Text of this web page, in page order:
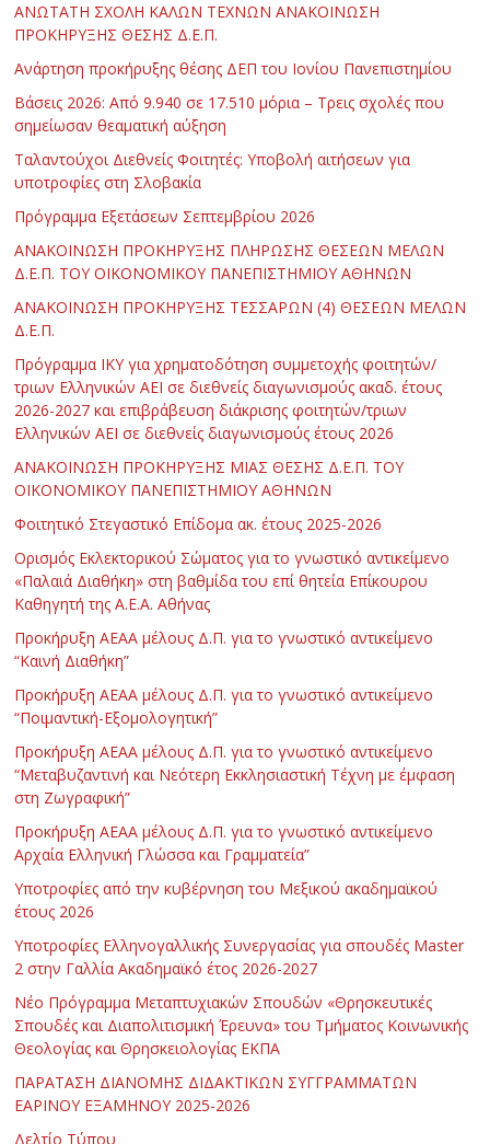
ΑΝΩΤΑΤΗ ΣΧΟΛΗ ΚΑΛΩΝ ΤΕΧΝΩΝ ΑΝΑΚΟΙΝΩΣΗ
ΠΡΟΚΗΡΥΞΗΣ ΘΕΣΗΣ Δ.Ε.Π.
Ανάρτηση προκήρυξης θέσης ΔΕΠ του Ιονίου Πανεπιστημίου
Βάσεις 2026: Από 9.940 σε 17.510 μόρια – Τρεις σχολές που
σημείωσαν θεαματική αύξηση
Ταλαντούχοι Διεθνείς Φοιτητές: Υποβολή αιτήσεων για
υποτροφίες στη Σλοβακία
Πρόγραμμα Εξετάσεων Σεπτεμβρίου 2026
ΑΝΑΚΟΙΝΩΣΗ ΠΡΟΚΗΡΥΞΗΣ ΠΛΗΡΩΣΗΣ ΘΕΣΕΩΝ ΜΕΛΩΝ
Δ.Ε.Π. ΤΟΥ ΟΙΚΟΝΟΜΙΚΟΥ ΠΑΝΕΠΙΣΤΗΜΙΟΥ ΑΘΗΝΩΝ
ΑΝΑΚΟΙΝΩΣΗ ΠΡΟΚΗΡΥΞΗΣ ΤΕΣΣΑΡΩΝ (4) ΘΕΣΕΩΝ ΜΕΛΩΝ
Δ.Ε.Π.
Πρόγραμμα ΙΚΥ για χρηματοδότηση συμμετοχής φοιτητών/
τριων Ελληνικών ΑΕΙ σε διεθνείς διαγωνισμούς ακαδ. έτους
2026-2027 και επιβράβευση διάκρισης φοιτητών/τριων
Ελληνικών ΑΕΙ σε διεθνείς διαγωνισμούς έτους 2026
ΑΝΑΚΟΙΝΩΣΗ ΠΡΟΚΗΡΥΞΗΣ ΜΙΑΣ ΘΕΣΗΣ Δ.Ε.Π. ΤΟΥ
ΟΙΚΟΝΟΜΙΚΟΥ ΠΑΝΕΠΙΣΤΗΜΙΟΥ ΑΘΗΝΩΝ
Φοιτητικό Στεγαστικό Επίδομα ακ. έτους 2025-2026
Ορισμός Εκλεκτορικού Σώματος για το γνωστικό αντικείμενο
«Παλαιά Διαθήκη» στη βαθμίδα του επί θητεία Επίκουρου
Καθηγητή της Α.Ε.Α. Αθήνας
Προκήρυξη ΑΕΑΑ μέλους Δ.Π. για το γνωστικό αντικείμενο
“Καινή Διαθήκη”
Προκήρυξη ΑΕΑΑ μέλους Δ.Π. για το γνωστικό αντικείμενο
“Ποιμαντική-Εξομολογητική”
Προκήρυξη ΑΕΑΑ μέλους Δ.Π. για το γνωστικό αντικείμενο
“Μεταβυζαντινή και Νεότερη Εκκλησιαστική Τέχνη με έμφαση
στη Ζωγραφική”
Προκήρυξη ΑΕΑΑ μέλους Δ.Π. για το γνωστικό αντικείμενο
Αρχαία Ελληνική Γλώσσα και Γραμματεία”
Υποτροφίες από την κυβέρνηση του Μεξικού ακαδημαϊκού
έτους 2026
Υποτροφίες Ελληνογαλλικής Συνεργασίας για σπουδές Master
2 στην Γαλλία Ακαδημαϊκό έτος 2026-2027
Νέο Πρόγραμμα Μεταπτυχιακών Σπουδών «Θρησκευτικές
Σπουδές και Διαπολιτισμική Έρευνα» του Τμήματος Κοινωνικής
Θεολογίας και Θρησκειολογίας ΕΚΠΑ
ΠΑΡΑΤΑΣΗ ΔΙΑΝΟΜΗΣ ΔΙΔΑΚΤΙΚΩΝ ΣΥΓΓΡΑΜΜΑΤΩΝ
ΕΑΡΙΝΟΥ ΕΞΑΜΗΝΟΥ 2025-2026
Δελτίο Τύπου